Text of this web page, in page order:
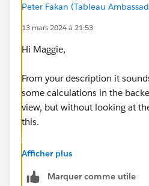
Peter Fakan (Tableau
13 mars 2024 à 21:53
Hi Maggie,
From your description it
some calculations in the
view, but without looking at
this.
Yes rebuilding the dash (or
improves the build time if you
Afficher plus
Marquer comme utile